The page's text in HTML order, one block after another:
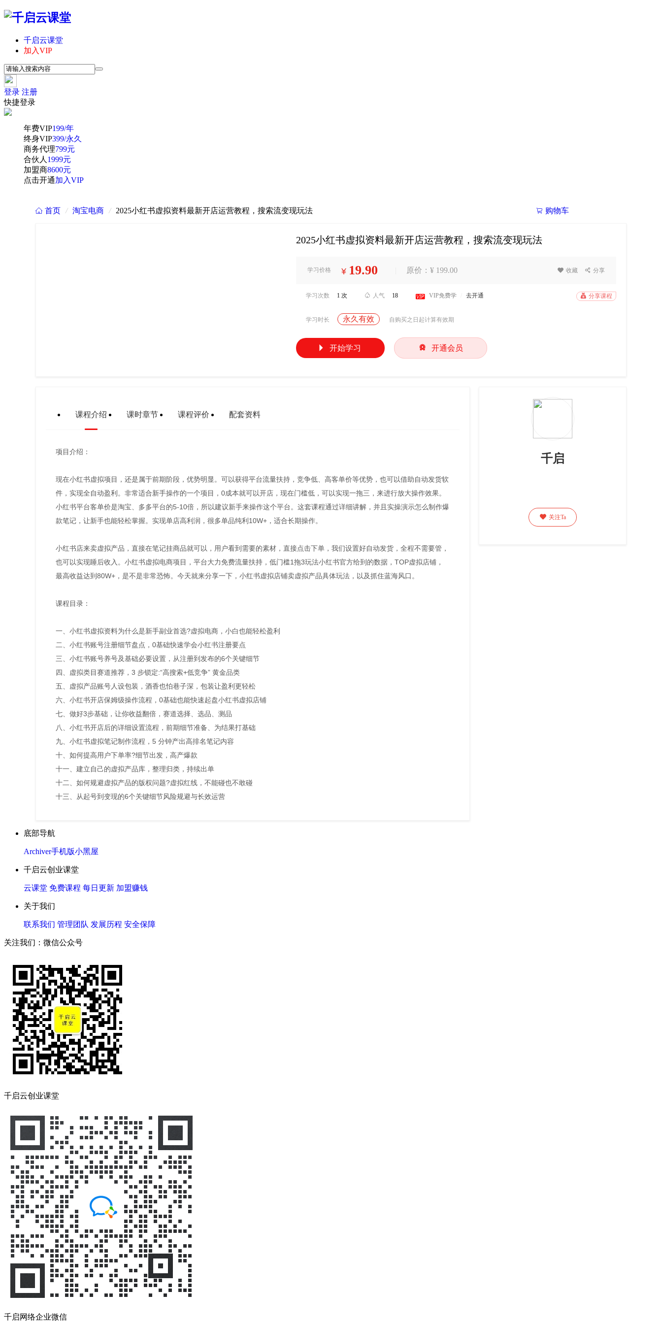
千启云课堂
加入VIP
登录 注册
快捷登录
年费VIP199/年
终身VIP399/永久
商务代理799元
合伙人 1999元
加盟商8600元
点击开通加入VIP
 购物车
 首页 / 淘宝电商 / 2025小红书虚拟资料最新开店运营教程，搜索流变现玩法
2025小红书虚拟资料最新开店运营教程，搜索流变现玩法
学习价格 ¥ 19.90 原价：¥ 199.00  收藏  分享
学习次数 1 次  人气 18  VIP免费学 去开通  分享课程
学习时长 永久有效 自购买之日起计算有效期
 开始学习  开通会员
课程介绍 课时章节 课程评价 配套资料
项目介绍：
现在小红书虚拟项目，还是属于前期阶段，优势明显。可以获得平台流量扶持，竞争低、高客单价等优势，也可以借助自动发货软
件，实现全自动盈利。非常适合新手操作的一个项目，0成本就可以开店，现在门槛低，可以实现一拖三，来进行放大操作效果。
小红书平台客单价是淘宝、多多平台的5-10倍，所以建议新手来操作这个平台。这套课程通过详细讲解，并且实操演示怎么制作爆
款笔记，让新手也能轻松掌握。实现单店高利润，很多单品纯利10W+，适合长期操作。
小红书店来卖虚拟产品，直接在笔记挂商品就可以，用户看到需要的素材，直接点击下单，我们设置好自动发货，全程不需要管，
也可以实现睡后收入。小红书虚拟电商项目，平台大力免费流量扶持，低门槛1拖3玩法小红书官方给到的数据，TOP虚拟店铺，
最高收益达到80W+，是不是非常恐怖。今天就来分享一下，小红书虚拟店铺卖虚拟产品具体玩法，以及抓住蓝海风口。
课程目录：
一、小红书虚拟资料为什么是新手副业首选?虚拟电商，小白也能轻松盈利
二、小红书账号注册细节盘点，0基础快速学会小红书注册要点
三、小红书账号养号及基础必要设置，从注册到发布的6个关键细节
四、虚拟类目赛道推荐，3 步锁定:“高搜索+低竞争” 黄金品类
五、虚拟产品账号人设包装，酒香也怕巷子深，包装让盈利更轻松
六、小红书开店保姆级操作流程，0基础也能快速起盘小红书虚拟店铺
七、做好3步基础，让你收益翻倍，赛道选择、选品、测品
八、小红书开店后的详细设置流程，前期细节准备、为结果打基础
九、小红书虚拟笔记制作流程，5 分钟产出高排名笔记内容
十、如何提高用户下单率?细节出发，高产爆款
十一、建立自己的虚拟产品库，整理归类，持续出单
十二、如何规避虚拟产品的版权问题?虚拟红线，不能碰也不敢碰
十三、从起号到变现的6个关键细节风险规避与长效运营
千启
 关注Ta
底部导航
Archiver手机版小黑屋
千启云创业课堂
云课堂 免费课程 每日更新 加盟赚钱
关于我们
联系我们 管理团队 发展历程 安全保障
关注我们：微信公众号
千启云创业课堂
千启网络企业微信